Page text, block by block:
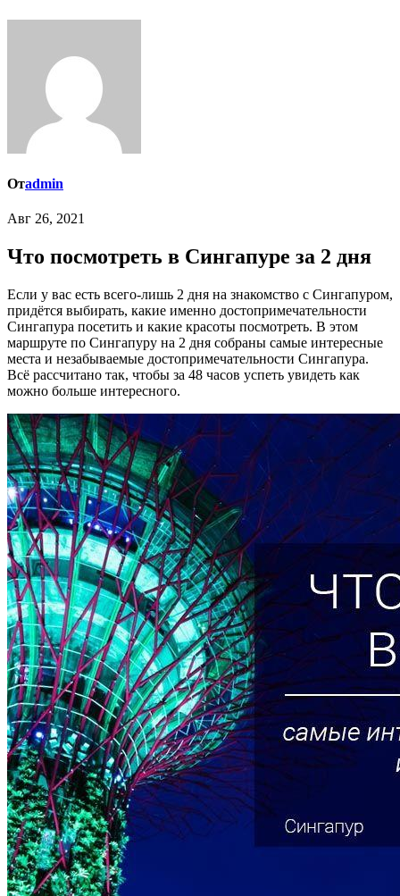
Отadmin
Авг 26, 2021
Что посмотреть в Сингапуре за 2 дня
Если у вас есть всего-лишь 2 дня на знакомство с Сингапуром,
придётся выбирать, какие именно достопримечательности
Сингапура посетить и какие красоты посмотреть. В этом
маршруте по Сингапуру на 2 дня собраны самые интересные
места и незабываемые достопримечательности Сингапура.
Всё рассчитано так, чтобы за 48 часов успеть увидеть как
можно больше интересного.